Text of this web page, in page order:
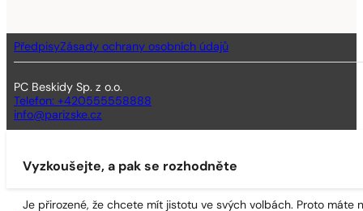
PředpisyZásady ochrany osobních údajů
PC Beskidy Sp. z o.o.
Telefon: +420555558888
info@parizske.cz
Vyzkoušejte, a pak se rozhodněte
Je přirozené, že chcete mít jistotu ve svých volbách. Proto máte